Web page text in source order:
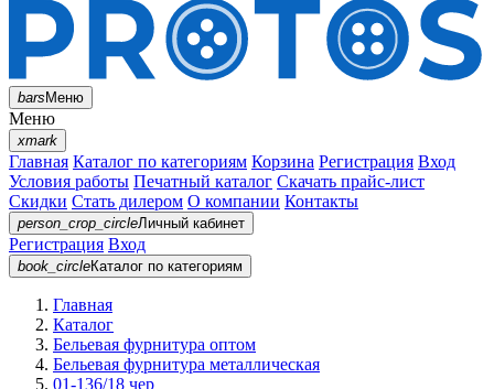
barsМеню
Меню
xmark
Главная Каталог по категориям Корзина Регистрация Вход
Условия работы Печатный каталог Скачать прайс-лист
Скидки Стать дилером О компании Контакты
person_crop_circleЛичный кабинет
Регистрация Вход
book_circleКаталог по категориям
Главная
Каталог
Бельевая фурнитура оптом
Бельевая фурнитура металлическая
01-136/18 чер